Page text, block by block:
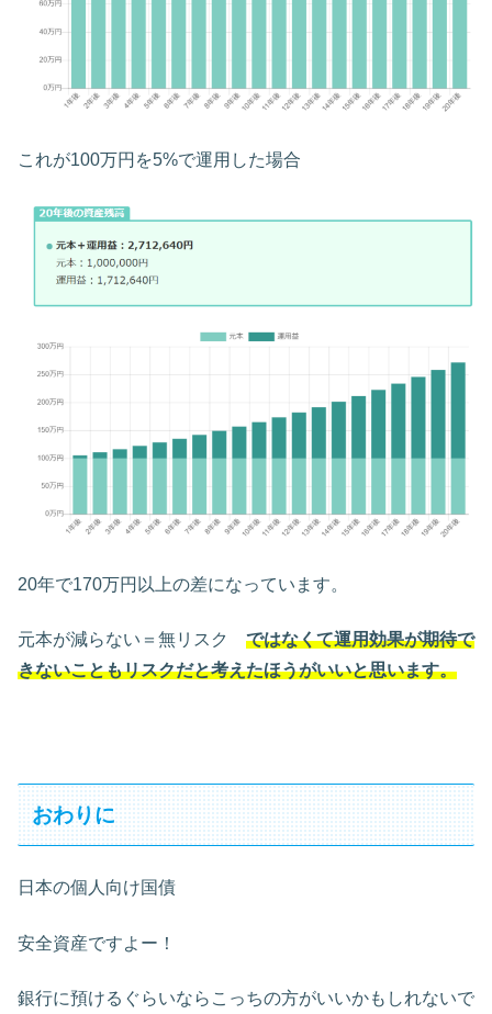
これが100万円を5%で運用した場合
20年で170万円以上の差になっています。
元本が減らない＝無リスク ではなくて運用効果が期待で
きないこともリスクだと考えたほうがいいと思います。
おわりに
日本の個人向け国債
安全資産ですよー！
銀行に預けるぐらいならこっちの方がいいかもしれないで